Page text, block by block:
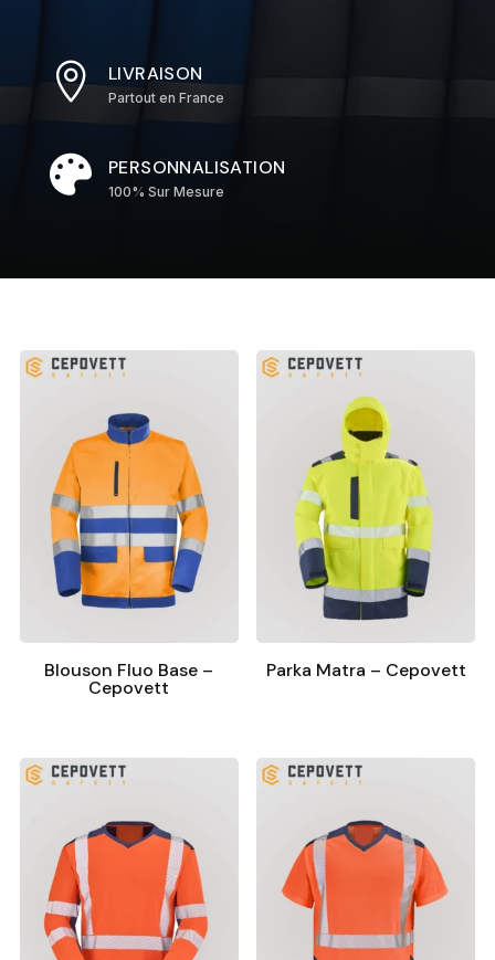
 LIVRAISON
Partout en France
 PERSONNALISATION
100% Sur Mesure
Blouson Fluo Base –
Cepovett
Parka Matra – Cepovett